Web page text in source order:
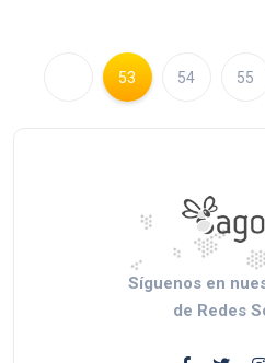
53 54 55
Síguenos en
de Redes